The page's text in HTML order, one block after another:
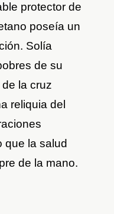
protector de
poseía un
Solía
de su
la cruz
reliquia del
que la salud
de la mano.